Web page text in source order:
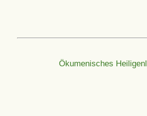
Ökumenisches